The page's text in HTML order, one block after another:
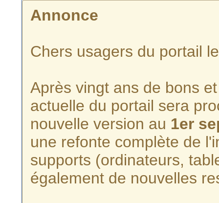
Annonce
Chers usagers du portail
Après vingt ans de bons
actuelle du portail sera
nouvelle version au 1er
une refonte complète de
supports (ordinateurs,
également de nouvelles